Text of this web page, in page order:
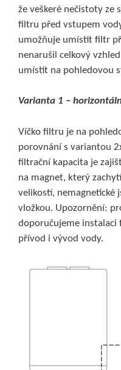
že veškeré nečistoty ze
filtru před vstupem
umožňuje umístit filtr
nenarušil celkový
umístit na pohledovou
Varianta 1 –
Víčko filtru je na
porovnání s variantou
filtrační kapacita je
na magnet, který
velikostí, nemagnetické
vložkou. Upozornění:
doporučujeme
přívod i vývod vody.